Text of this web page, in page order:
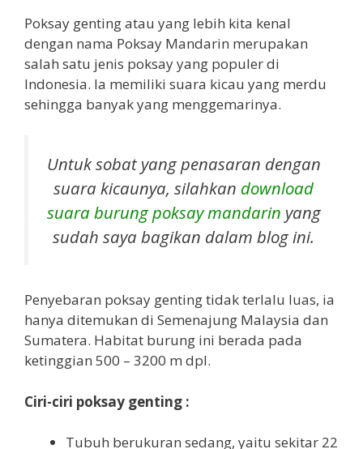
Poksay genting atau yang lebih kita kenal
dengan nama Poksay Mandarin merupakan
salah satu jenis poksay yang populer di
Indonesia. Ia memiliki suara kicau yang merdu
sehingga banyak yang menggemarinya.
Untuk sobat yang penasaran dengan
suara kicaunya, silahkan download
suara burung poksay mandarin yang
sudah saya bagikan dalam blog ini.
Penyebaran poksay genting tidak terlalu luas, ia
hanya ditemukan di Semenajung Malaysia dan
Sumatera. Habitat burung ini berada pada
ketinggian 500 – 3200 m dpl.
Ciri-ciri poksay genting :
Tubuh berukuran sedang, yaitu sekitar 22